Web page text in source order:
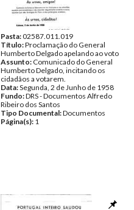
Pasta:02587.011.019
Título:Proclamação do General
Humberto Delgado apelando ao voto
Assunto: Comunicado do General
Humberto Delgado, incitando os
cidadãos a votarem.
Data:Segunda, 2 de Junho de 1958
Fundo:DRS - Documentos Alfredo
Ribeiro dos Santos
Tipo Documental:Documentos
Página(s): 1